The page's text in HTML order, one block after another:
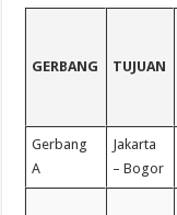
GERBANG TUJUAN
Gerbang
A
Jakarta
– Bogor